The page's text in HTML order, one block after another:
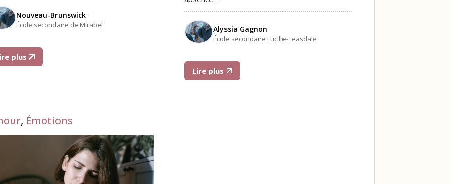
Nouveau-Brunswick
École secondaire de Mirabel
plus
Alyssia Gagnon
École secondaire Lucille-Teasdale
Lire plus
, Émotions